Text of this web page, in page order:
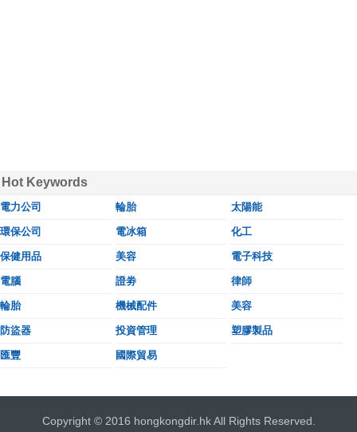
Hot Keywords
電力公司 輪胎 太陽能
環保公司 電冰箱 化工
保健用品 美容 電子科技
電腦 證劵 律師
輪胎 機械配件 美容
防盜器 投資管理 塑膠製品
匯豐 國際貿易
Copyright © 2016 hongkongdir.hk All Rights Reserved.